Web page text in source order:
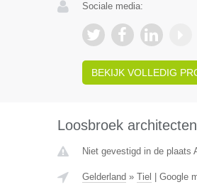
Sociale media:
BEKIJK VOLLEDIG
Loosbroek
Niet gevestigd in de plaats
Gelderland » Tiel Google